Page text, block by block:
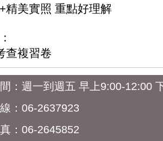
美實照 重點好理解
查複習卷
：週一到週五 早上9:00-12:00
：06-2637923
：06-2645852